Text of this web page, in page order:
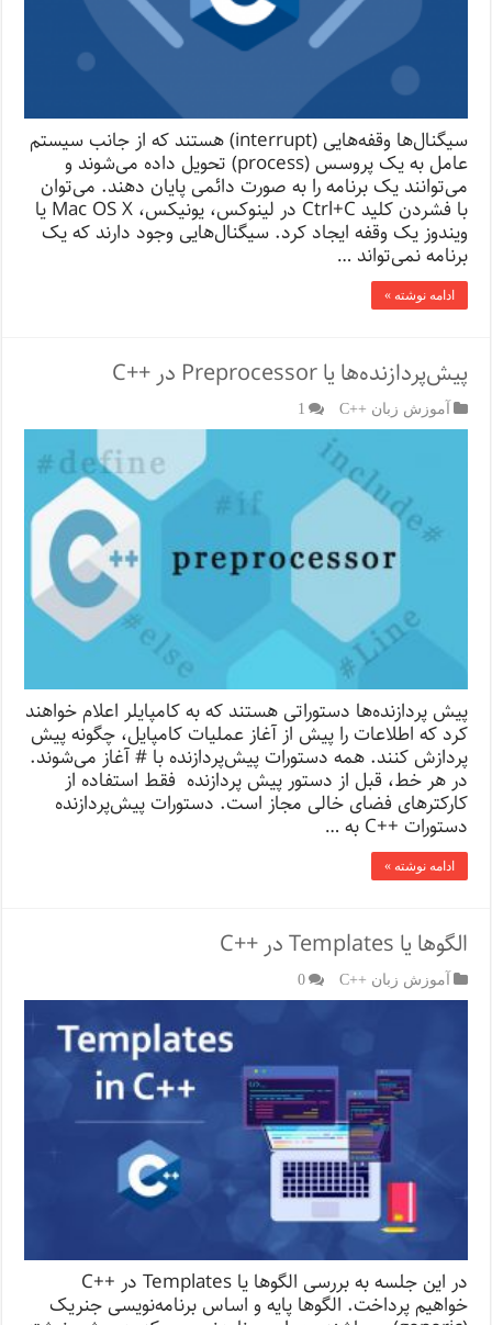
سیگنال‌ها وقفه‌هایی (interrupt) هستند که از جانب سیستم
عامل به یک پروسس (process) تحویل داده می‌شوند و
می‌توانند یک برنامه را به صورت دائمی‌ پایان دهند. می‌توان
با فشردن کلید Ctrl+C در لینوکس، یونیکس، Mac OS X یا
ویندوز یک وقفه ایجاد کرد. سیگنال‌هایی وجود دارند که یک
برنامه نمی‌تواند …
ادامه نوشته »
پیش‌پردازنده‌ها یا Preprocessor در ++C
آموزش زبان ++C 1
پیش پردازنده‌ها دستوراتی هستند که به کامپایلر اعلام خواهند
کرد که اطلاعات را پیش از آغاز عملیات کامپایل، چگونه پیش
پردازش کنند. همه دستورات پیش‌پردازنده با # آغاز می‌شوند.
در هر خط، قبل از دستور پیش پردازنده فقط استفاده از
کارکترهای فضای خالی مجاز است. دستورات پیش‌پردازنده
دستورات ++C به …
ادامه نوشته »
الگوها یا Templates در ++C
آموزش زبان ++C 0
در این جلسه به بررسی الگوها یا Templates در ++C
خواهیم پرداخت. الگوها پایه و اساس برنامه‌نویسی جنریک